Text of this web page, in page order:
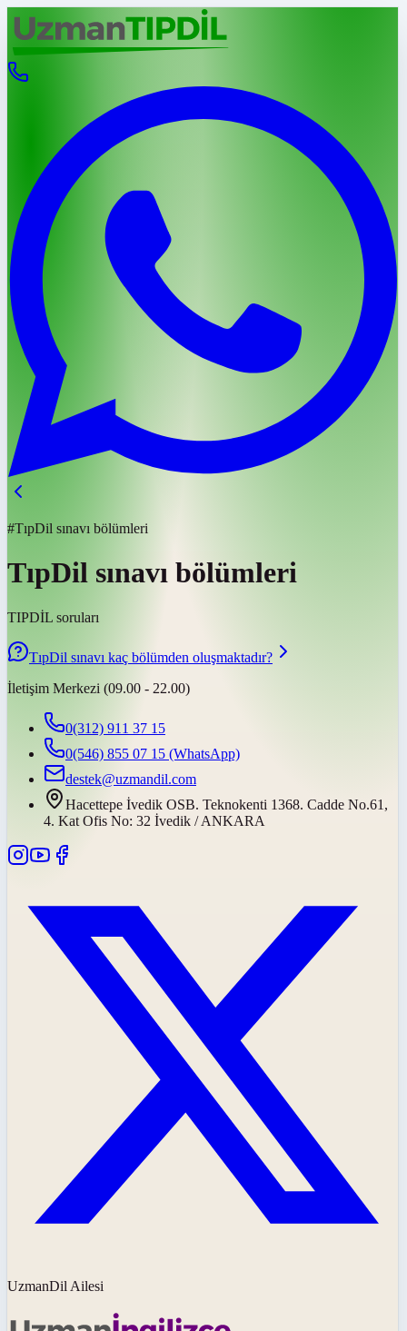
#TıpDil sınavı bölümleri
TıpDil sınavı bölümleri
TIPDİL soruları
TıpDil sınavı kaç bölümden oluşmaktadır?
İletişim Merkezi (09.00 - 22.00)
0(312) 911 37 15
0(546) 855 07 15 (WhatsApp)
destek@uzmandil.com
Hacettepe İvedik OSB. Teknokenti 1368. Cadde No.61,
4. Kat Ofis No: 32 İvedik / ANKARA
UzmanDil Ailesi